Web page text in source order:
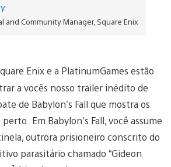
and Community Manager, Square Enix
Enix e a PlatinumGames estão
a vocês nosso trailer inédito de
de Babylon’s Fall que mostra os
Em Babylon’s Fall, você assume
outrora prisioneiro conscrito do
parasitário chamado “Gideon